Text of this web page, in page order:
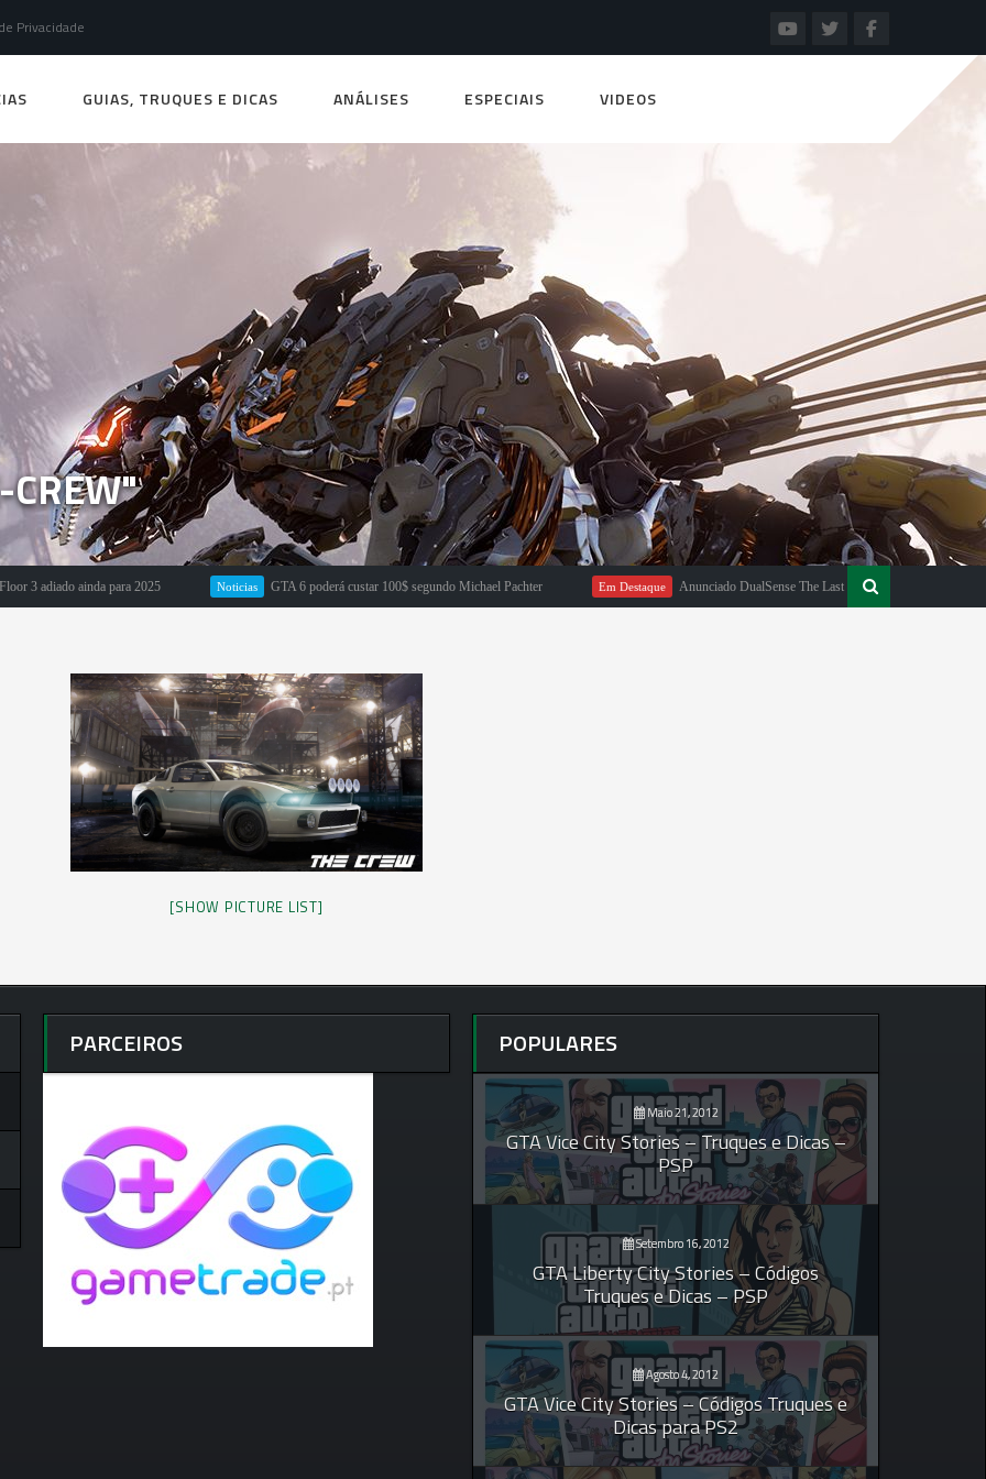
Privacidade
GUIAS, TRUQUES E DICAS ANÁLISES ESPECIAIS VIDEOS
CREW"
ainda para 2025 Noticias GTA 6 poderá custar 100$ segundo Michael Pachter Em Destaque Anunciado DualSense The Last of Us Limited Edition
[SHOW PICTURE LIST]
PARCEIROS POPULARES
Maio 21, 2012
GTA Vice City Stories – Truques e Dicas –
PSP
Setembro 16, 2012
GTA Liberty City Stories – Códigos
Truques e Dicas – PSP
Agosto 4, 2012
GTA Vice City Stories – Códigos Truques e
Dicas para PS2